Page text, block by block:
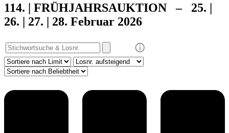
114. | FRÜHJAHRSAUKTION – 25. |
26. | 27. | 28. Februar 2026